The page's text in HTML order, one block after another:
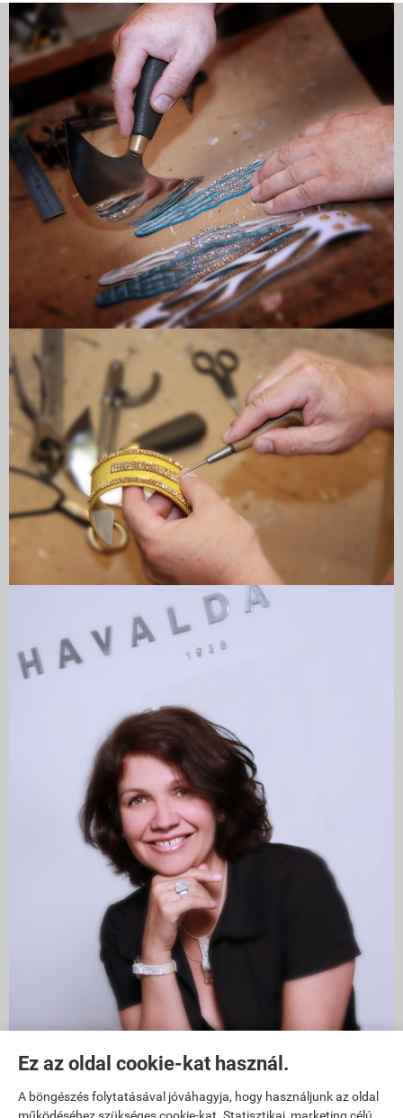
Ez az oldal cookie-kat használ.
A böngészés folytatásával jóváhagyja, hogy használjunk az oldal
1011 Budapest, Szilágyi Dezső tér 6